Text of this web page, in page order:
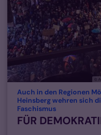
©
Auch in den Regionen
Heinsberg wehren sich
Faschismus:
FÜR